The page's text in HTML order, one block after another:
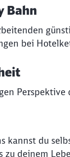
Bahn
bei
kannst du
zu deinem